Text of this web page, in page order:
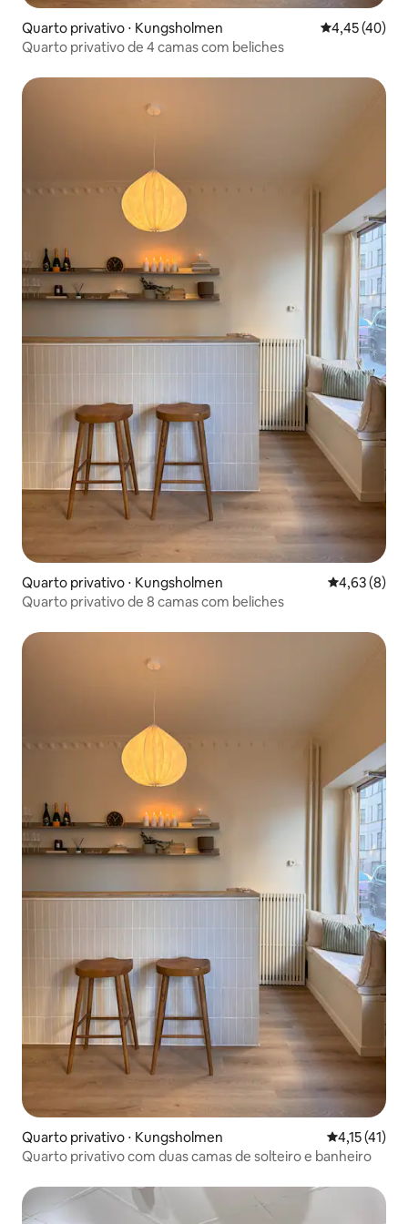
Quarto privativo ⋅ Kungsholmen 4,45 de uma
4,45 (40)
Quarto privativo de 4 camas com beliches
Quarto privativo ⋅ Kungsholmen 4,63 de uma
4,63 (8)
Quarto privativo de 8 camas com beliches
Quarto privativo ⋅ Kungsholmen 4,15 de uma
4,15 (41)
Quarto privativo com duas camas de solteiro e banheiro